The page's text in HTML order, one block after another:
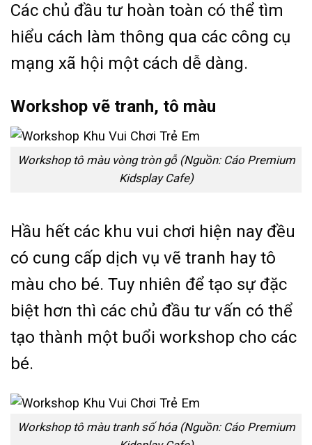
Các chủ đầu tư hoàn toàn có thể tìm
hiểu cách làm thông qua các công cụ
mạng xã hội một cách dễ dàng.
Workshop vẽ tranh, tô màu
Workshop tô màu vòng tròn gỗ (Nguồn: Cáo Premium
Kidsplay Cafe)
Hầu hết các khu vui chơi hiện nay đều
có cung cấp dịch vụ vẽ tranh hay tô
màu cho bé. Tuy nhiên để tạo sự đặc
biệt hơn thì các chủ đầu tư vấn có thể
tạo thành một buổi workshop cho các
bé.
Workshop tô màu tranh số hóa (Nguồn: Cáo Premium